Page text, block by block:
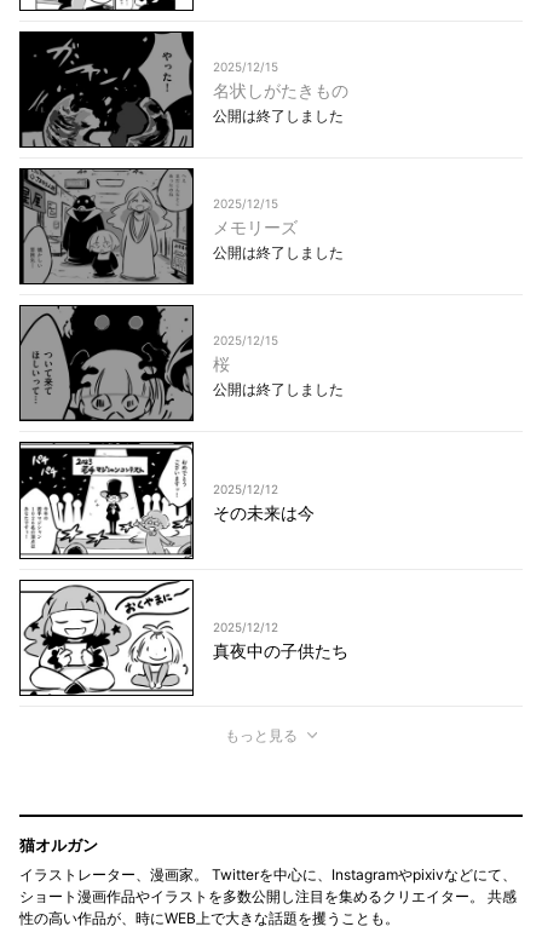
2025/12/15
名状しがたきもの
公開は終了しました
2025/12/15
メモリーズ
公開は終了しました
2025/12/15
桜
公開は終了しました
2025/12/12
その未来は今
2025/12/12
真夜中の子供たち
もっと見る
猫オルガン
イラストレーター、漫画家。 Twitterを中心に、Instagramやpixivなどにて、
ショート漫画作品やイラストを多数公開し注目を集めるクリエイター。 共感
性の高い作品が、時にWEB上で大きな話題を攫うことも。